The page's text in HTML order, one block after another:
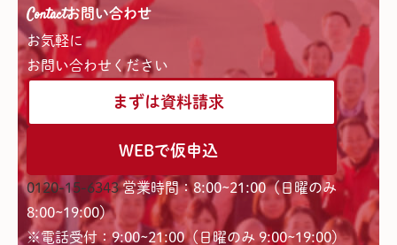
Contactお問い合わせ
お気軽に
お問い合わせください
まずは資料請求
WEBで仮申込
0120-15-6343 営業時間：8:00~21:00（日曜のみ
8:00~19:00）
※電話受付：9:00~21:00（日曜のみ 9:00~19:00）